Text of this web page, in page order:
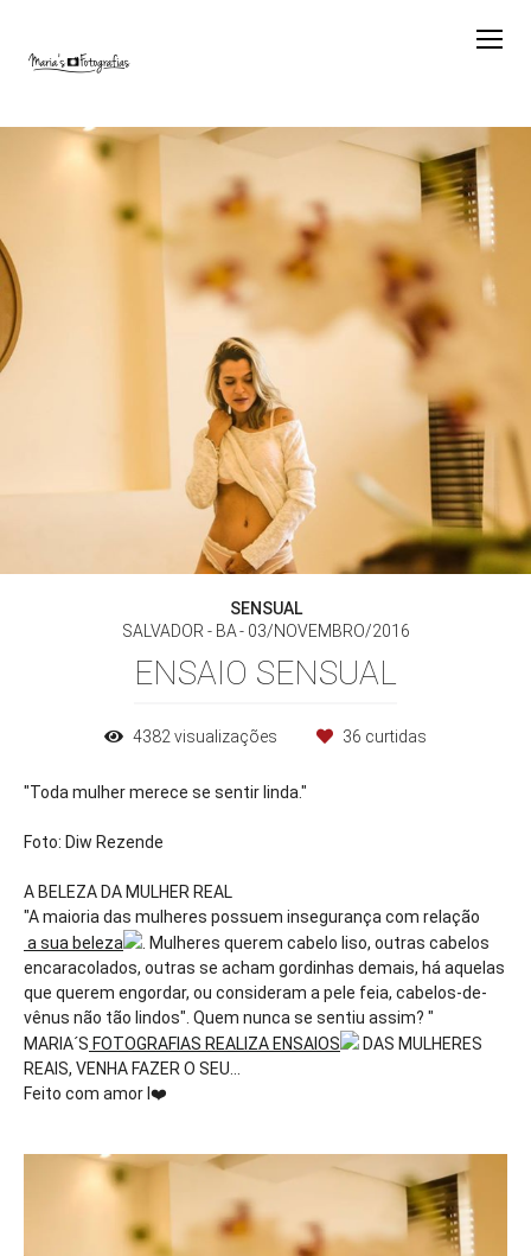
SENSUAL
SALVADOR - BA
03/NOVEMBRO/2016
ENSAIO SENSUAL
4382visualizações 36 curtidas
"Toda mulher merece se sentir linda."
Foto: Diw Rezende
A BELEZA DA MULHER REAL
"A maioria das mulheres possuem insegurança com relação
a sua beleza
. Mulheres querem cabelo liso, outras cabelos
encaracolados, outras se acham gordinhas demais, há aquelas
que querem engordar, ou consideram a pele feia, cabelos-de-
vênus não tão lindos". Quem nunca se sentiu assim? "
MARIA´S FOTOGRAFIAS REALIZA ENSAIOS
DAS MULHERES
REAIS, VENHA FAZER O SEU...
Feito com amor I ❤️